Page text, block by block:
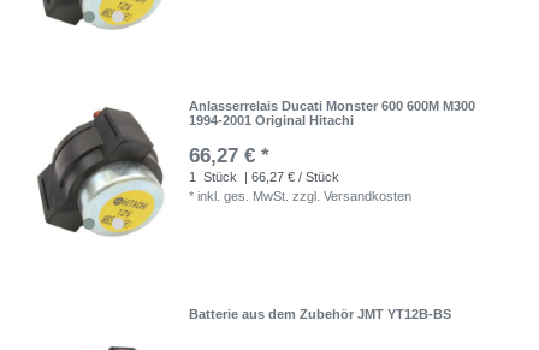
Anlasserrelais Ducati Monster 600 600M M300
1994-2001 Original Hitachi
66,27 € *
1 Stück
| 66,27 € / Stück
*inkl. ges. MwSt. zzgl.Versandkosten
Batterie aus dem Zubehör JMT YT12B-BS